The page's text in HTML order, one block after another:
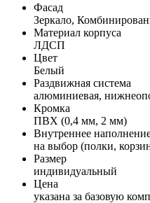
Фасад
Зеркало,
Материал корпуса
ЛДСП
Цвет
Белый
Раздвижная система
алюминиевая,
Кромка
ПВХ (0,4 мм, 2 мм)
Внутреннее
на выбор (полки,
Размер
индивидуальный
Цена
указана за базовую